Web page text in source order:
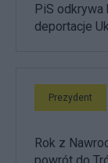
PiS odkrywa
deportacje
Prezydent
Rok z
powrót do